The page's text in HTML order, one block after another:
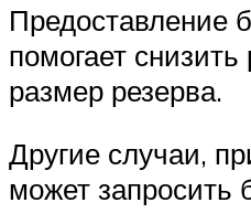
Предоставление
помогает снизить
размер резерва.
Другие случаи,
может запросить